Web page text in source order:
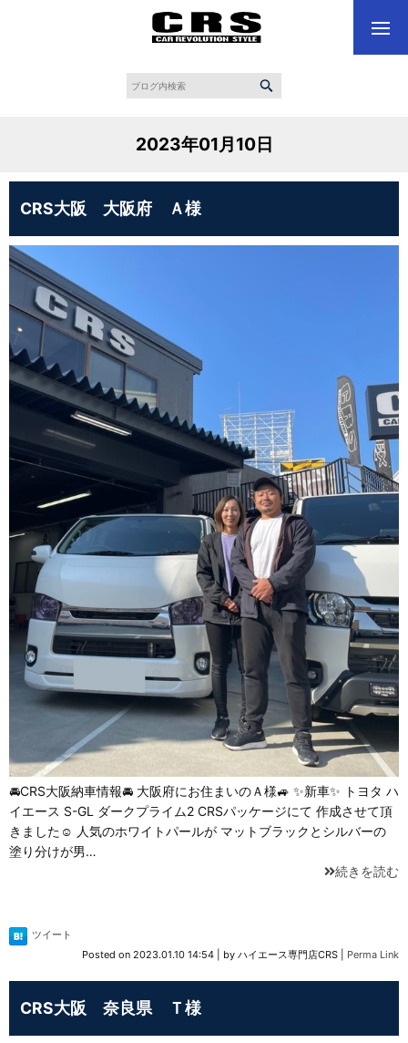
2023年01月10日
CRS大阪 大阪府 Ａ様
🚘CRS大阪納車情報🚘 大阪府にお住まいのＡ様🚙 ✨新車✨ トヨタ ハ
イエース S-GL ダークプライム2 CRSパッケージにて 作成させて頂
きました☺️ 人気のホワイトパールが マットブラックとシルバーの
塗り分けが男…
続きを読む
ツイート
Posted on 2023.01.10 14:54 by ハイエース専門店CRS Perma Link
CRS大阪 奈良県 Ｔ様